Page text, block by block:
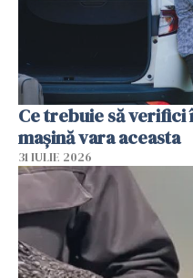
Ce trebuie să verifici
mașină vara aceasta
31 IULIE 2026